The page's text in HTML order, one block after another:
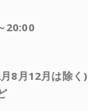
8月12月は除く)